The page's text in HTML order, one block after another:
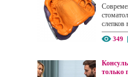
слепков
349
только